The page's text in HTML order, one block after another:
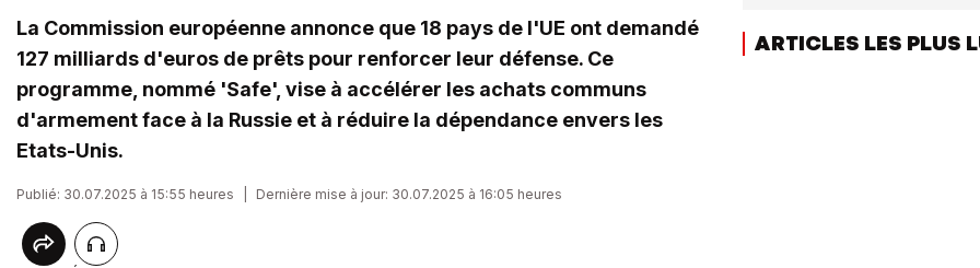
La Commission européenne annonce que 18 pays de l'UE ont demandé
127 milliards d'euros de prêts pour renforcer leur défense. Ce
programme, nommé 'Safe', vise à accélérer les achats communs
d'armement face à la Russie et à réduire la dépendance envers les
Etats-Unis.
Publié: 30.07.2025 à 15:55 heures Dernière mise à jour: 30.07.2025 à 16:05 heures
ARTICLES LES PLUS